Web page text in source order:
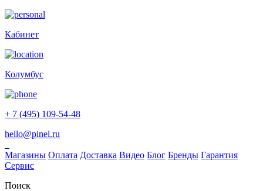
Кабинет
Колумбус
+ 7 (495) 109-54-48
hello@pinel.ru
Магазины Оплата Доставка Видео Блог Бренды Гарантия
Сервис
Поиск